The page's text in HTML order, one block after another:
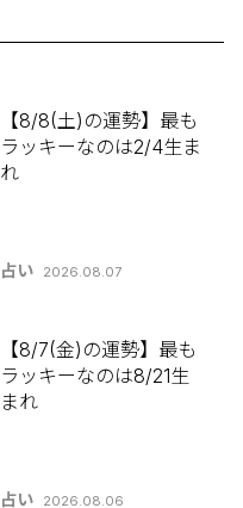
【8/8(土)の運勢】最も
ラッキーなのは2/4生ま
れ
占い 2026.08.07
【8/7(金)の運勢】最も
ラッキーなのは8/21生
まれ
占い 2026.08.06